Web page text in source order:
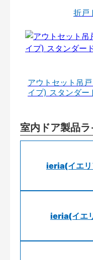
折戸
アウトセット吊
イプ) スタンダー
室内ドア製品
ieria(イエリ
ieria(イエ